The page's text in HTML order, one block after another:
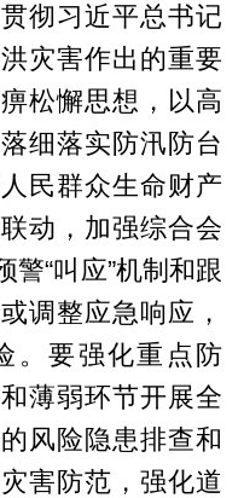
彻习近平总书记
灾害作出的重要
松懈思想，以高
细落实防汛防台
民群众生命财产
动，加强综合会
“叫应”机制和跟
调整应急响应，
。要强化重点防
薄弱环节开展全
风险隐患排查和
害防范，强化道